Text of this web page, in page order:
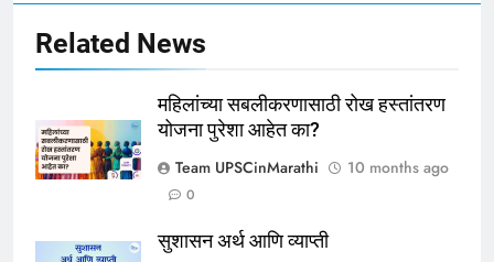
Related News
महिलांच्या सबलीकरणासाठी रोख हस्तांतरण
योजना पुरेशा आहेत का?
Team UPSCinMarathi
10 months ago
0
सुशासन अर्थ आणि व्याप्ती